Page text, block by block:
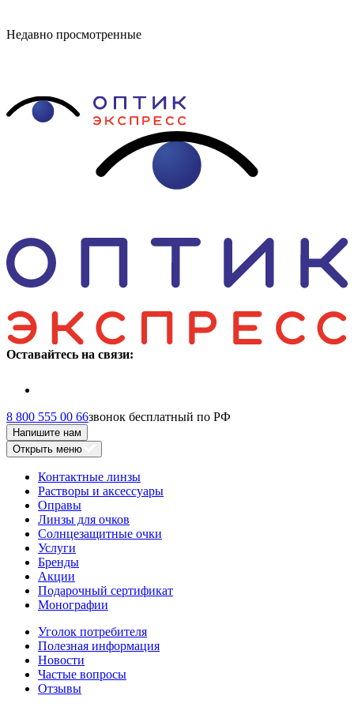
Недавно просмотренные
Оставайтесь на связи:
8 800 555 00 66звонок бесплатный по РФ
Напишите нам
Открыть меню
Контактные линзы
Растворы и аксессуары
Оправы
Линзы для очков
Солнцезащитные очки
Услуги
Бренды
Акции
Подарочный сертификат
Монографии
Уголок потребителя
Полезная информация
Новости
Частые вопросы
Отзывы